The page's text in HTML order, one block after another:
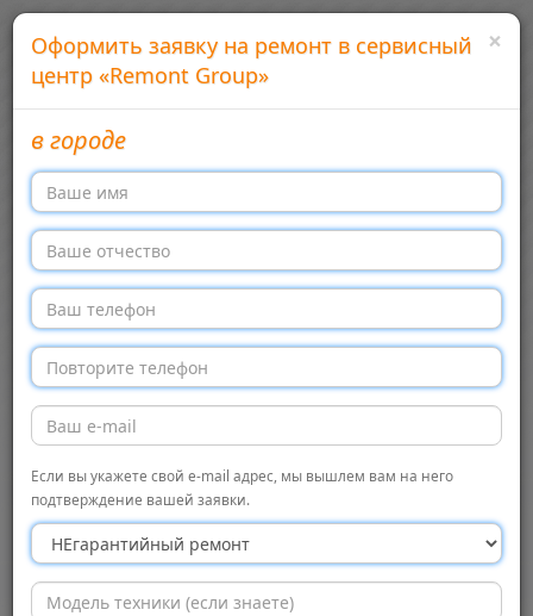
Добавить сервисный центр Войти
Сервисные центры бытовой техники в России
Меню →
Главная Remont Group, Москва Сервисный центр
← Обратно в список
Сервисный
центр «Remont
Group»,Москва
×
Оформить заявку на ремонт в сервисный
центр «Remont Group»
в городе
Если вы укажете свой e-mail адрес, мы вышлем вам на него
подтверждение вашей заявки.